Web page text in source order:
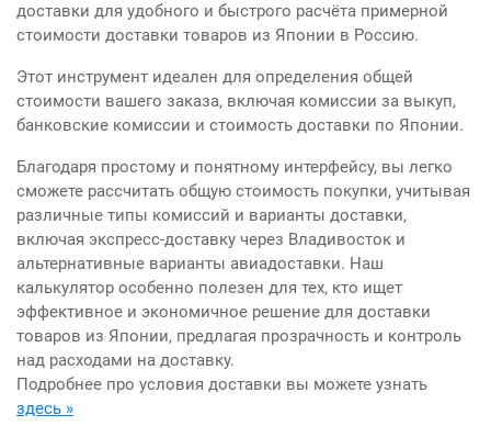
доставки для удобного и быстрого расчёта примерной
стоимости доставки товаров из Японии в Россию.
Этот инструмент идеален для определения общей
стоимости вашего заказа, включая комиссии за выкуп,
банковские комиссии и стоимость доставки по Японии.
Благодаря простому и понятному интерфейсу, вы легко
сможете рассчитать общую стоимость покупки, учитывая
различные типы комиссий и варианты доставки,
включая экспресс-доставку через Владивосток и
альтернативные варианты авиадоставки. Наш
калькулятор особенно полезен для тех, кто ищет
эффективное и экономичное решение для доставки
товаров из Японии, предлагая прозрачность и контроль
над расходами на доставку.
Подробнее про условия доставки вы можете узнать
здесь »